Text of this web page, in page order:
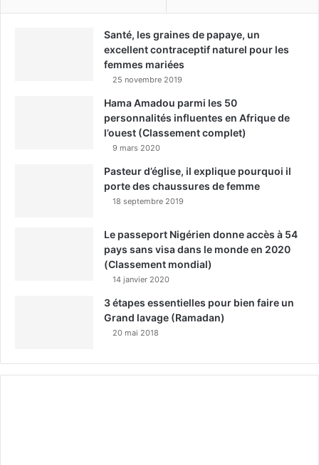
Santé, les graines de papaye, un
excellent contraceptif naturel pour les
femmes mariées
25 novembre 2019
Hama Amadou parmi les 50
personnalités influentes en Afrique de
l’ouest (Classement complet)
9 mars 2020
Pasteur d’église, il explique pourquoi il
porte des chaussures de femme
18 septembre 2019
Le passeport Nigérien donne accès à 54
pays sans visa dans le monde en 2020
(Classement mondial)
14 janvier 2020
3 étapes essentielles pour bien faire un
Grand lavage (Ramadan)
20 mai 2018